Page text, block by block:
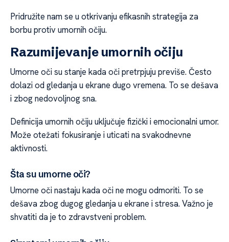
Pridružite nam se u otkrivanju efikasnih strategija za
borbu protiv umornih očiju.
Razumijevanje umornih očiju
Umorne oči su stanje kada oči pretrpjuju previše. Često
dolazi od gledanja u ekrane dugo vremena. To se dešava
i zbog nedovoljnog sna.
Definicija umornih očiju uključuje fizički i emocionalni umor.
Može otežati fokusiranje i uticati na svakodnevne
aktivnosti.
Šta su umorne oči?
Umorne oči nastaju kada oči ne mogu odmoriti. To se
dešava zbog dugog gledanja u ekrane i stresa. Važno je
shvatiti da je to zdravstveni problem.